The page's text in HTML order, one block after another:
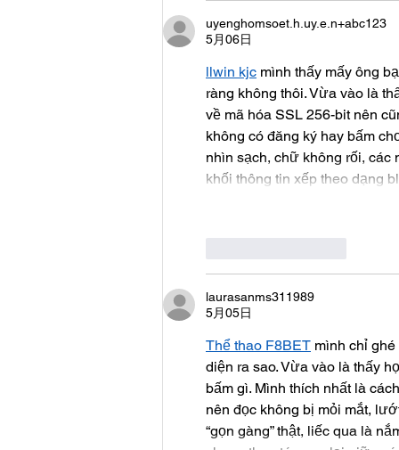
uyenghomsoet.h.uy.e.n+abc123
5月06日
llwin kjc mình thấy mấy ông
ràng không thôi. Vừa vào là
về mã hóa SSL 256-bit nên
không có đăng ký hay bấm
nhìn sạch, chữ không rối,
khối thông tin xếp theo dạng
laurasanms311989
5月05日
Thể thao F8BET mình chỉ
diện ra sao. Vừa vào là thấy
bấm gì. Mình thích nhất là
nên đọc không bị mỏi mắt,
“gọn gàng” thật, liếc qua là